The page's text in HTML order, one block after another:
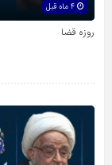
4 ماه قبل
روزه قضا